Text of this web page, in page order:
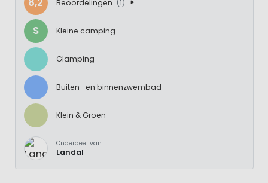
Beoordelingen (1)
S Kleine camping
Glamping
Buiten- en binnenzwembad
Klein & Groen
Onderdeel van
Landal